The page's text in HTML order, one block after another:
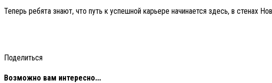
Теперь ребята знают, что путь к успешной карьере начинается здесь, в стенах
Поделиться
Возможно вам интересно...